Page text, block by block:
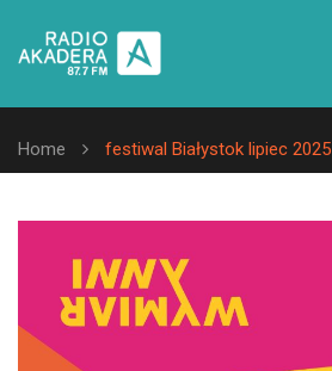
Home festiwal Białystok lipiec 2025